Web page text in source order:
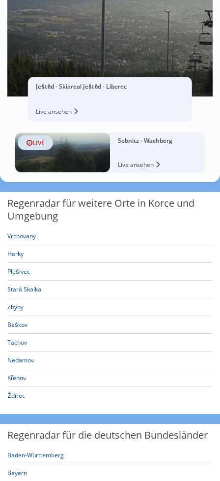
Ještěd - Skiareal Ještěd - Liberec
Live ansehen
LIVE Sebnitz - Wachberg
Live ansehen
Regenradar für weitere Orte in Korce und
Umgebung
Vrchovany
Horky
Plešivec
Stará Skalka
Zbyny
Beškov
Tachov
Nedamov
Křenov
Ždírec
Regenradar für die deutschen Bundesländer
Baden-Württemberg
Bayern